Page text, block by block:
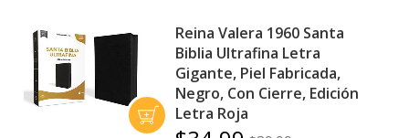
Reina Valera 1960 Santa
Biblia Ultrafina Letra
Gigante, Piel Fabricada,
Negro, Con Cierre, Edición
Letra Roja